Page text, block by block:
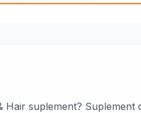
suplement? Suplement